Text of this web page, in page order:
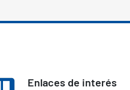
Enlaces de interés